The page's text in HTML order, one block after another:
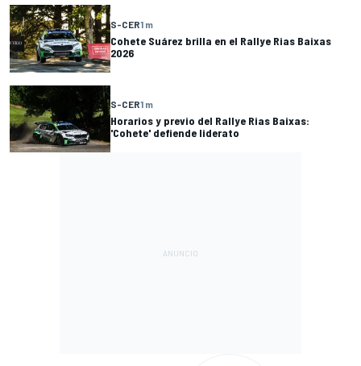
S-CER1 m
Cohete Suárez brilla en el Rallye Rias Baixas
2026
S-CER1 m
Horarios y previo del Rallye Rias Baixas:
'Cohete' defiende liderato